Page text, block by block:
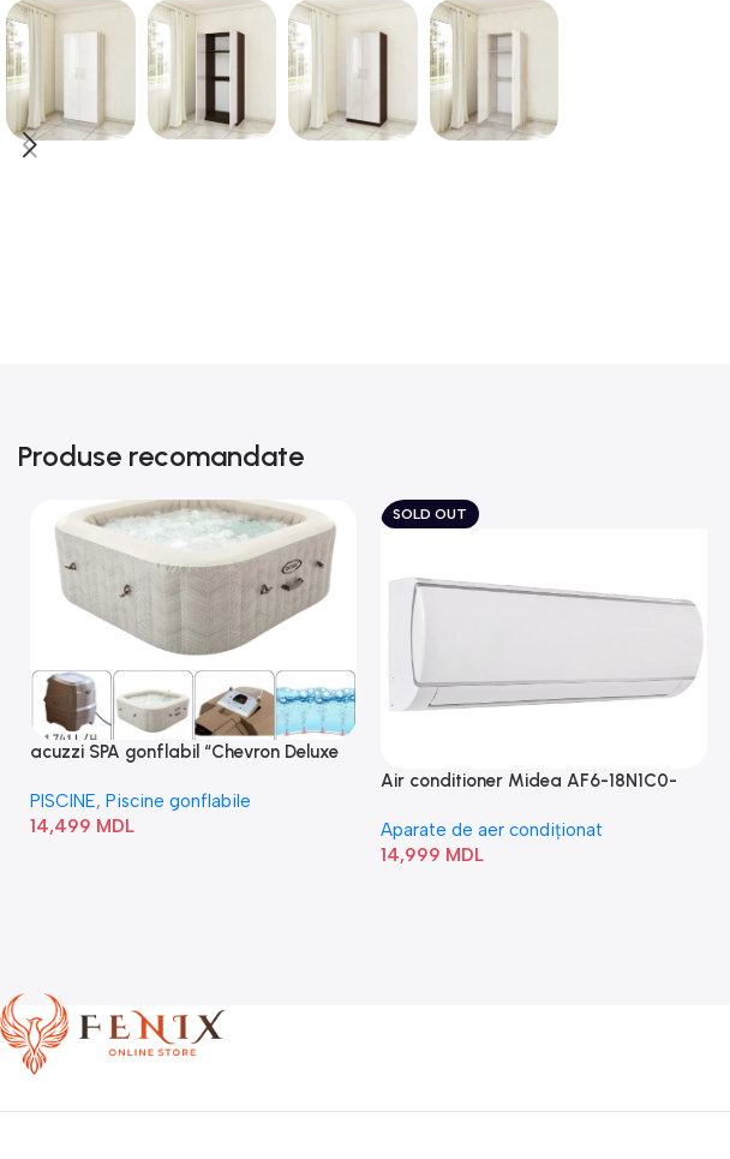
Produse recomandate
acuzzi SPA gonflabil “Chevron Deluxe
PISCINE, Piscine gonflabile
14,499 MDL
SOLD OUT
Air conditioner Midea AF6-18N1C0-
Aparate de aer condiționat
14,999 MDL